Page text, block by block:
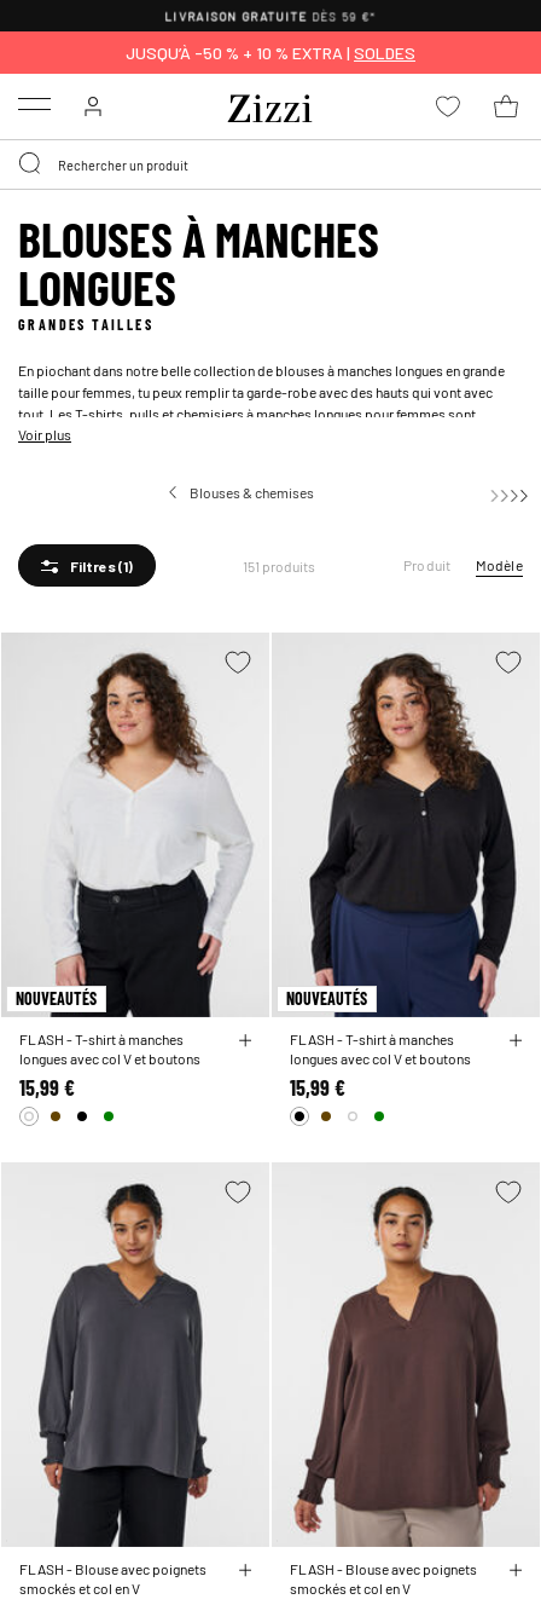
POLITIQUE DE RETOUR DE30 JOURS
JUSQU’À -50 % + 10 % EXTRA | SOLDES
Menu
BLOUSES À MANCHES
LONGUES
GRANDES TAILLES
En piochant dans notre belle collection de blouses à manches longues en grande
taille pour femmes, tu peux remplir ta garde-robe avec des hauts qui vont avec
tout. Les T-shirts, pulls et chemisiers à manches longues pour femmes sont
parfaits pour compléter ta tenue avec autre chose qu'un T-shirt ordinaire. Explore
Voir plus
Blouses & chemises
Filtres(1) 151 produits Produit Modèle
NOUVEAUTÉS
FLASH - T-shirt à manches
longues avec col V et boutons
15,99 €
NOUVEAUTÉS
FLASH - T-shirt à manches
longues avec col V et boutons
15,99 €
FLASH - Blouse avec poignets
smockés et col en V
FLASH - Blouse avec poignets
smockés et col en V